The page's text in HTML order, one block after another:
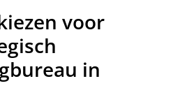
voor
in